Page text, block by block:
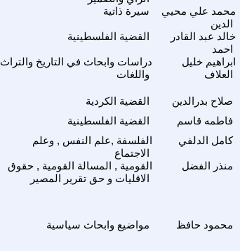
سيرة ذاتية
محمد علي محيي
الدين
القضية الفلسطينية
خالد عبد القادر
احمد
دراسات وابحاث في التاريخ والتراث
واللغات
ابراهيم خليل
العلاف
القضية الكردية صلاح بدرالدين
القضية الفلسطينية
فاطمه قاسم
الفلسفة ,علم النفس , وعلم
الاجتماع
كامل الدلفي
القومية , المسالة القومية , حقوق
الاقليات و حق تقرير المصير
منذر الفضل
مواضيع وابحاث سياسية محمود حافظ